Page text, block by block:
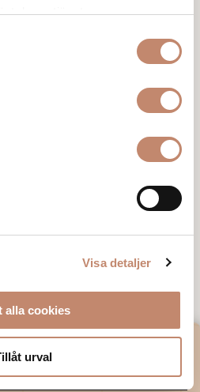
deras tjänster.
Visa detaljer
alla cookies
urval